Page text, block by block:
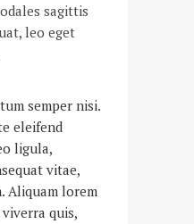
sagittis
leo eget
semper nisi.
eleifend
ligula,
vitae,
Aliquam lorem
quis,